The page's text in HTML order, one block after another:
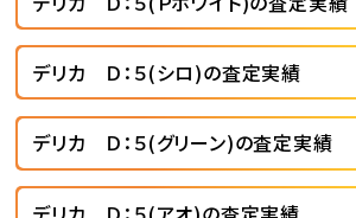
デリカ Ｄ：５(シロ)の査定実績
デリカ Ｄ：５(グリーン)の査定実績